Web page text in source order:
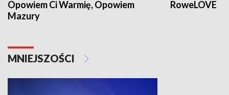
Opowiem Ci Warmię, Opowiem
Mazury
RoweLOVE
MNIEJSZOŚCI